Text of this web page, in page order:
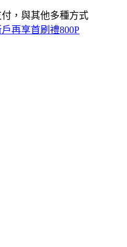
，與其他多種方式
再享首刷禮800P